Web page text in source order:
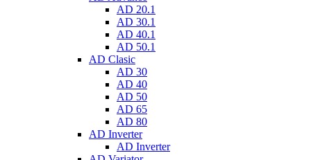
AD 20.1
AD 30.1
AD 40.1
AD 50.1
AD Clasic
AD 30
AD 40
AD 50
AD 65
AD 80
AD Inverter
AD Inverter